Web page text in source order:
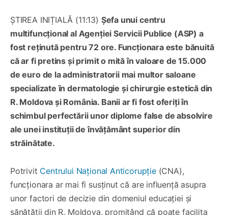
ȘTIREA INIȚIALĂ (11:13) Șefa unui centru
multifuncțional al Agenției Servicii Publice (ASP) a
fost reținută pentru 72 ore. Funcționara este bănuită
că ar fi pretins și primit o mită în valoare de 15.000
de euro de la administratorii mai multor saloane
specializate în dermatologie și chirurgie estetică din
R. Moldova și România. Banii ar fi fost oferiți în
schimbul perfectării unor diplome false de absolvire
ale unei instituții de învățământ superior din
străinătate.
Potrivit Centrului Național Anticorupție(CNA),
funcționara ar mai fi susținut că are influență asupra
unor factori de decizie din domeniul educației și
sănătății din R. Moldova, promițând că poate facilita